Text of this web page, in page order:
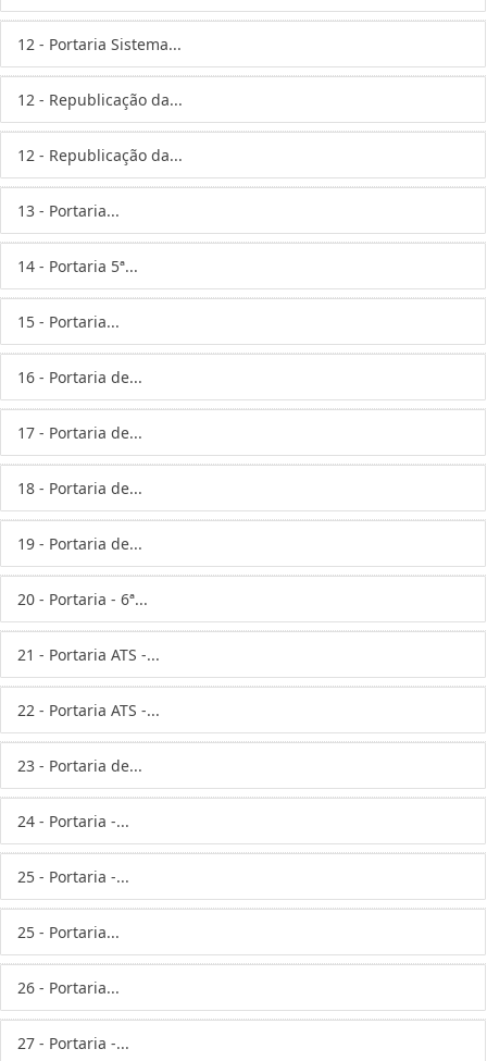
12 - Portaria Sistema...
12 - Republicação da...
12 - Republicação da...
13 - Portaria...
14 - Portaria 5ª...
15 - Portaria...
16 - Portaria de...
17 - Portaria de...
18 - Portaria de...
19 - Portaria de...
20 - Portaria - 6ª...
21 - Portaria ATS -...
22 - Portaria ATS -...
23 - Portaria de...
24 - Portaria -...
25 - Portaria -...
25 - Portaria...
26 - Portaria...
27 - Portaria -...